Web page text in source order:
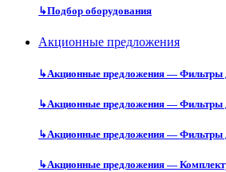
↳Подбор оборудования
Акционные предложения
↳Акционные предложения — Фильтры
↳Акционные предложения — Фильтры
↳Акционные предложения — Фильтры
↳Акционные предложения —